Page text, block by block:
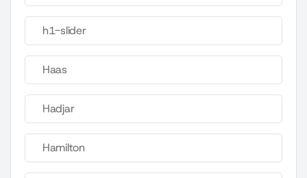
h1-slider
Haas
Hadjar
Hamilton